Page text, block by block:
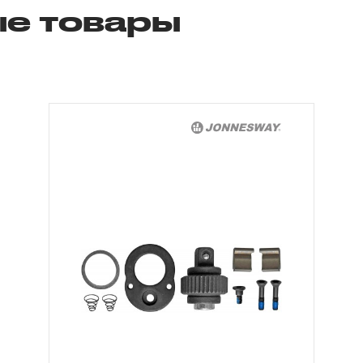
2. Понятие «ОГРАНИЧЕННАЯ
гарантии», в связи с сокращенным
повышенным износом при
2.3 Начало гарантийного срока, начало
дате продажи, указанной в гарантийном
инструмента или документе,
товары